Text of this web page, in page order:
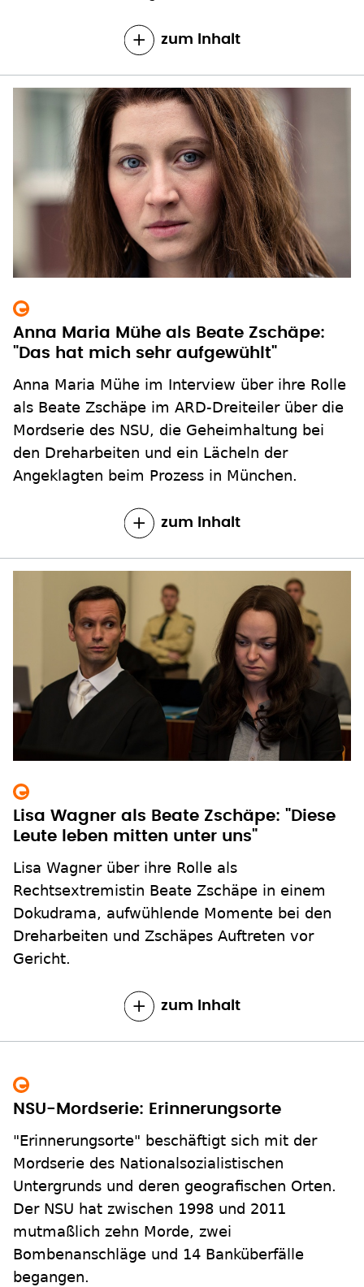
zum Inhalt
Anna Maria Mühe als Beate Zschäpe:
"Das hat mich sehr aufgewühlt"
Anna Maria Mühe im Interview über ihre Rolle
als Beate Zschäpe im ARD-Dreiteiler über die
Mordserie des NSU, die Geheimhaltung bei
den Dreharbeiten und ein Lächeln der
Angeklagten beim Prozess in München.
zum Inhalt
Lisa Wagner als Beate Zschäpe: "Diese
Leute leben mitten unter uns"
Lisa Wagner über ihre Rolle als
Rechtsextremistin Beate Zschäpe in einem
Dokudrama, aufwühlende Momente bei den
Dreharbeiten und Zschäpes Auftreten vor
Gericht.
zum Inhalt
NSU-Mordserie: Erinnerungsorte
"Erinnerungsorte" beschäftigt sich mit der
Mordserie des Nationalsozialistischen
Untergrunds und deren geografischen Orten.
Der NSU hat zwischen 1998 und 2011
mutmaßlich zehn Morde, zwei
Bombenanschläge und 14 Banküberfälle
begangen.